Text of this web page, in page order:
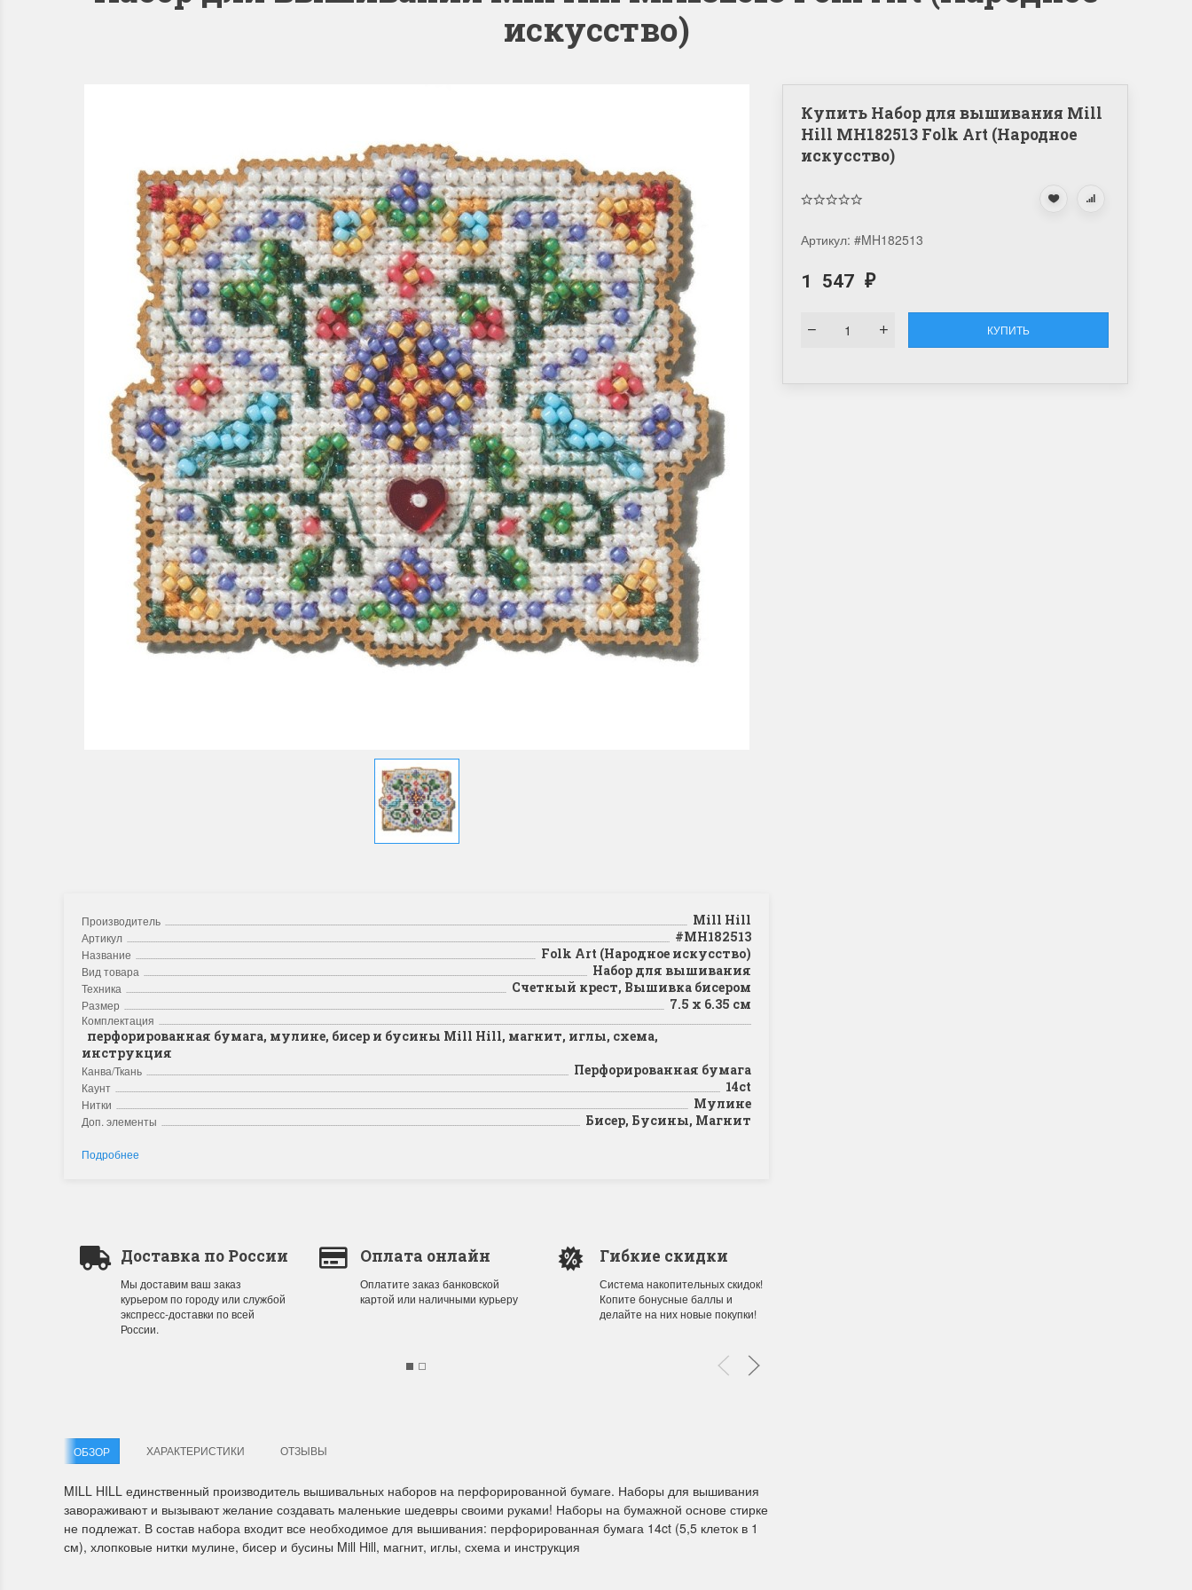
Летние Скидки
!! СКИДКА 20% ‼️ с 1 до 3 июня в честь
первого летнего дня Чудетство...
Раритеты Дим. New!
На сайте пополнение наборов Dimensions
американской сборки. Спешите купить...
Анастасия Туманова
Поступление новинок
На склад приехали новинки от всеми
любимых "Чудесной иглы" и "Жар-Птицы"....
Анастасия Туманова
искусство)
Производитель Mill Hill
Артикул #MH182513
Название Folk Art (Народное искусство)
Вид товара Набор для вышивания
Техника Счетный крест, Вышивка бисером
Размер 7.5 x 6.35 см
Комплектация
перфорированная бумага, мулине, бисер и бусины Mill Hill, магнит, иглы, схема,
инструкция
Канва/Ткань Перфорированная бумага
Каунт 14ct
Нитки Мулине
Доп. элементы Бисер, Бусины, Магнит
Подробнее
Доставка по России
Мы доставим ваш заказ
курьером по городу или службой
экспресс-доставки по всей
России.
Оплата онлайн
Оплатите заказ банковской
картой или наличными курьеру
Гибкие скидки
Система накопительных скидок!
Копите бонусные баллы и
делайте на них новые покупки!
ОБЗОР ХАРАКТЕРИСТИКИ ОТЗЫВЫ
MILL HILL единственный производитель вышивальных наборов на перфорированной бумаге. Наборы для вышивания
завораживают и вызывают желание создавать маленькие шедевры своими руками! Наборы на бумажной основе стирке
не подлежат. В состав набора входит все необходимое для вышивания: перфорированная бумага 14ct (5,5 клеток в 1
см), хлопковые нитки мулине, бисер и бусины Mill Hill, магнит, иглы, схема и инструкция
Купить Набор для вышивания Mill
Hill MH182513 Folk Art (Народное
искусство)
Артикул: #MH182513
1 547 ₽
КУПИТЬ